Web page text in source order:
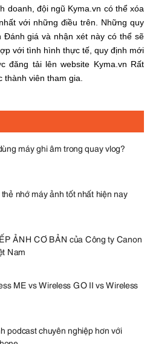
doanh, đội ngũ Kyma.vn có thể xóa
với những điều trên. Những quy
Đánh giá và nhận xét này có thể sẽ
với tình hình thực tế, quy định mới
đăng tải lên website Kyma.vn Rất
viên tham gia.
máy ghi âm trong quay vlog?
nhớ máy ảnh tốt nhất hiện nay
ẢNH CƠ BẢN của Công ty Canon
Nam
ME vs Wireless GO II vs Wireless
podcast chuyên nghiệp hơn với